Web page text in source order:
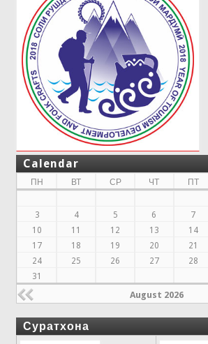
Calendar
ПН ВТ СР ЧТ ПТ
3
4 5 6 7
10
11 12 13 14
17
18 19 20 21
24
25 26 27 28
31
August 2026
Суратхона